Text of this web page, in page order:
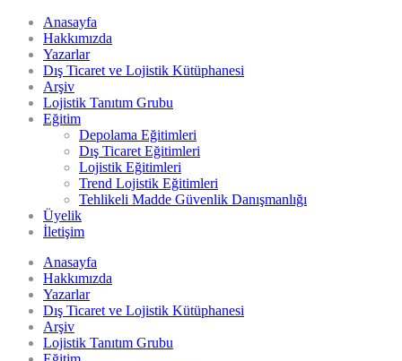
Anasayfa
Hakkımızda
Yazarlar
Dış Ticaret ve Lojistik Kütüphanesi
Arşiv
Lojistik Tanıtım Grubu
Eğitim
Depolama Eğitimleri
Dış Ticaret Eğitimleri
Lojistik Eğitimleri
Trend Lojistik Eğitimleri
Tehlikeli Madde Güvenlik Danışmanlığı
Üyelik
İletişim
Anasayfa
Hakkımızda
Yazarlar
Dış Ticaret ve Lojistik Kütüphanesi
Arşiv
Lojistik Tanıtım Grubu